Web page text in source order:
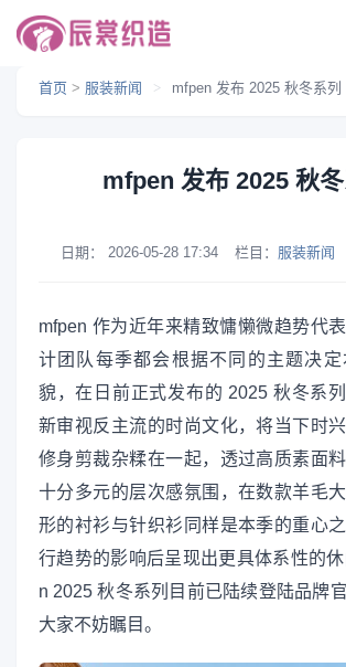
首页 > 服装新闻 > mfpen 发布 2025 秋冬系列
mfpen 发布 2025 秋冬
日期： 2026-05-28 17:34 栏目： 服装新闻
mfpen 作为近年来精致慵懒微趋势代
计团队每季都会根据不同的主题决
貌，在日前正式发布的 2025 秋冬系
新审视反主流的时尚文化，将当下时
修身剪裁杂糅在一起，透过高质素面
十分多元的层次感氛围，在数款羊毛
形的衬衫与针织衫同样是本季的重心
行趋势的影响后呈现出更具体系性的
n 2025 秋冬系列目前已陆续登陆品牌
大家不妨瞩目。